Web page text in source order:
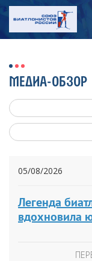
МЕДИА-ОБЗОР
05/08/2026
Легенда
вдохновила